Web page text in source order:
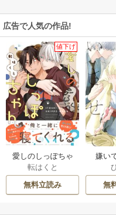
広告で人気の作品!
値下げ
愛しのしっぽちゃ
ん
転はくと
無料立読み
嫌い
無